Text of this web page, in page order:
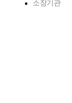
소장기관